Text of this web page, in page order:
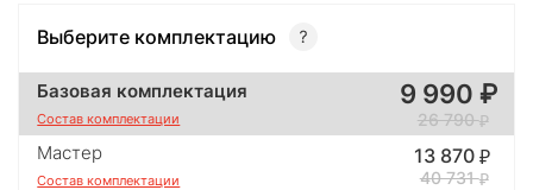
Выберите комплектацию
Базовая комплектация
Состав комплектации
9 990
26 790
Мастер
Состав комплектации
13 870
40 731